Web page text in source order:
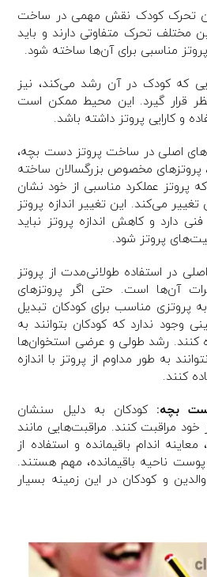
تحرک کودک نقش مهمی در ساخت
مختلف تحرک متفاوتی دارند و باید
مناسبی برای آن‌ها ساخته شود.
که کودک در آن رشد می‌کند، نیز
قرار گیرد. این محیط ممکن است
و کارایی پروتز داشته باشد.
اصلی در ساخت پروتز دست بچه،
پروتزهای مخصوص بزرگسالان ساخته
عملکرد مناسبی از خود نشان
تغییر می‌کند. این تغییر اندازه پروتز
دارد و کاهش اندازه پروتز نباید
پروتز شود.
در استفاده طولانی‌مدت از پروتز
آن‌ها است. حتی اگر پروتزهای
به پروتزی مناسب برای کودکان تبدیل
وجود ندارد که کودکان بتوانند به
کنند. رشد طولی و عرضی استخوان‌ها
به طور مداوم از پروتز با اندازه
کنند.
بچه: کودکان به دلیل سنشان
خود مراقبت کنند. مراقبت‌هایی مانند
اندام باقیمانده و استفاده از
ناحیه باقیمانده، مهم هستند.
و کودکان در این زمینه بسیار